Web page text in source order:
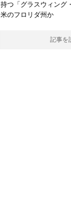
持つ「グラスウィング
米のフロリダ州か
記事を